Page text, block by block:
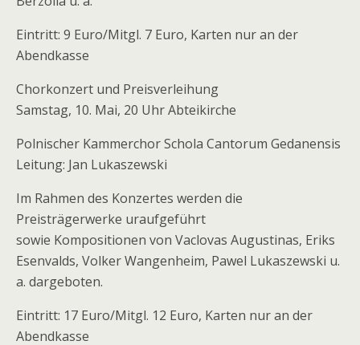
Eintritt: 9 Euro/Mitgl. 7 Euro, Karten nur an der
Abendkasse
Chorkonzert und Preisverleihung
Samstag, 10. Mai, 20 Uhr Abteikirche
Polnischer Kammerchor Schola Cantorum Gedanensis
Leitung: Jan Lukaszewski
Im Rahmen des Konzertes werden die
Preisträgerwerke uraufgeführt
sowie Kompositionen von Vaclovas Augustinas, Eriks
Esenvalds, Volker Wangenheim, Pawel Lukaszewski u.
a. dargeboten.
Eintritt: 17 Euro/Mitgl. 12 Euro, Karten nur an der
Abendkasse